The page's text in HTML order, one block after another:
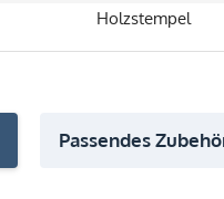
Holzstempel
Passendes